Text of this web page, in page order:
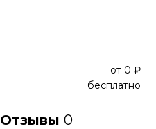
от 0 ₽
бесплатно
Отзывы0